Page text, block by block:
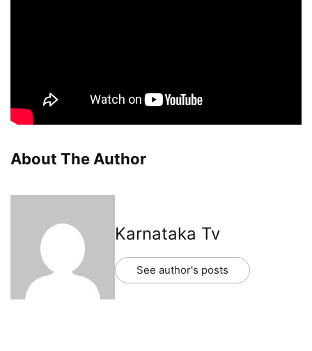
About The Author
Karnataka Tv
See author's posts